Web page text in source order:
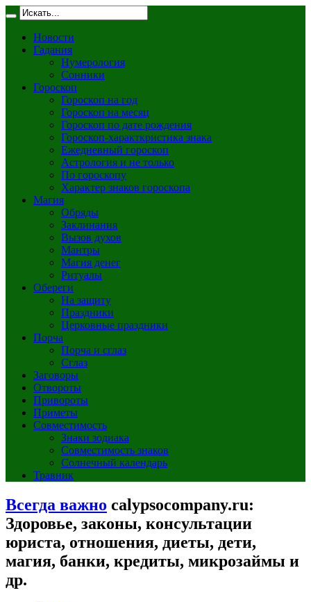
Новости
Гадания
Нумерология
Сонники
Гороскоп
Гороскоп на год
Гороскоп на месяц
Гороскоп по дате рождения
Гороскоп-характкристика знака
Ежедневный гороскоп
Астрология и не только
По гороскопу
Характер знаков гороскопа
Магия
Обряды
Заклинания
Вызов духов
Мантры
Магия денег
Ритуалы
Обереги
На защиту
Праздники
Церковные праздники
Порча
Порча и сглаз
Сглаз
Заговоры
Отвороты
Привороты
Приметы
Совместимость
Знаки зодиака
Совместимость знаков
Солнечный календарь
Травник
Всегда важно calypsocompany.ru:
Здоровье, законы, консультации
юриста, отношения, диеты, дети,
магия, банки, кредиты, микрозаймы и
др.